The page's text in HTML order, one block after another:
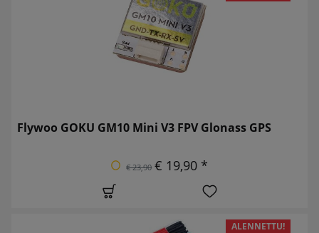
Flywoo GOKU GM10 Mini V3 FPV Glonass GPS
€ 23,90 € 19,90 *
ALENNETTU!